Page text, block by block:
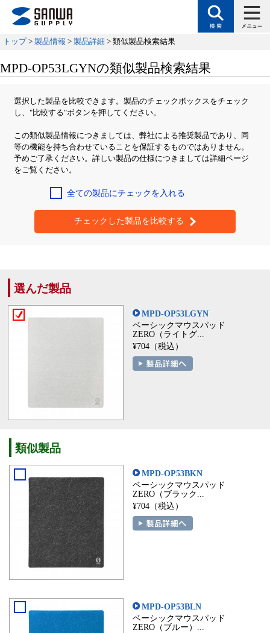
トップ > 製品情報 > 製品詳細 > 類似製品検索結果
MPD-OP53LGYNの類似製品検索結果
選択した製品を比較できます。製品のチェックボックスをチェック
し、"比較する"ボタンを押してください。
この類似製品情報につきましては、弊社による推奨製品であり、同
等の機能を持ち合わせていることを保証するものではありません。
予めご了承ください。詳しい製品の仕様につきましては詳細ページ
をご覧ください。
全ての製品にチェックを入れる
チェックした製品を比較する
選んだ製品
MPD-OP53LGYN
ベーシックマウスパッド
ZERO（ライトグ...
¥704（税込）
類似製品
MPD-OP53BKN
ベーシックマウスパッド
ZERO（ブラック...
¥704（税込）
MPD-OP53BLN
ベーシックマウスパッド
ZERO（ブルー）...